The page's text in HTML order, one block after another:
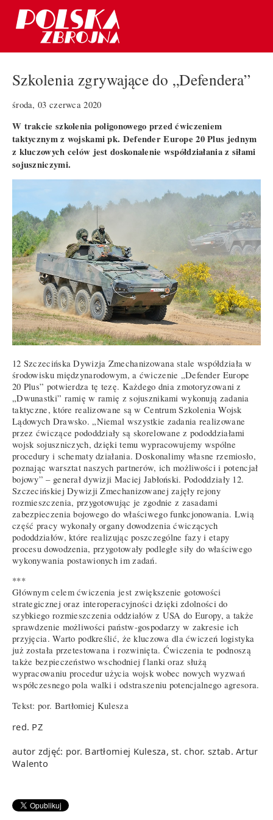
Szkolenia zgrywające do „Defendera”
środa, 03 czerwca 2020
W trakcie szkolenia poligonowego przed ćwiczeniem
taktycznym z wojskami pk. Defender Europe 20 Plus jednym
z kluczowych celów jest doskonalenie współdziałania z siłami
sojuszniczymi.
12 Szczecińska Dywizja Zmechanizowana stale współdziała w
środowisku międzynarodowym, a ćwiczenie „Defender Europe
20 Plus” potwierdza tę tezę. Każdego dnia zmotoryzowani z
„Dwunastki” ramię w ramię z sojusznikami wykonują zadania
taktyczne, które realizowane są w Centrum Szkolenia Wojsk
Lądowych Drawsko. „Niemal wszystkie zadania realizowane
przez ćwiczące pododdziały są skorelowane z pododdziałami
wojsk sojuszniczych, dzięki temu wypracowujemy wspólne
procedury i schematy działania. Doskonalimy własne rzemiosło,
poznając warsztat naszych partnerów, ich możliwości i potencjał
bojowy” – generał dywizji Maciej Jabłoński. Pododdziały 12.
Szczecińskiej Dywizji Zmechanizowanej zajęły rejony
rozmieszczenia, przygotowując je zgodnie z zasadami
zabezpieczenia bojowego do właściwego funkcjonowania. Lwią
część pracy wykonały organy dowodzenia ćwiczących
pododdziałów, które realizując poszczególne fazy i etapy
procesu dowodzenia, przygotowały podległe siły do właściwego
wykonywania postawionych im zadań.
***
Głównym celem ćwiczenia jest zwiększenie gotowości
strategicznej oraz interoperacyjności dzięki zdolności do
szybkiego rozmieszczenia oddziałów z USA do Europy, a także
sprawdzenie możliwości państw-gospodarzy w zakresie ich
przyjęcia. Warto podkreślić, że kluczowa dla ćwiczeń logistyka
już została przetestowana i rozwinięta. Ćwiczenia te podnoszą
także bezpieczeństwo wschodniej flanki oraz służą
wypracowaniu procedur użycia wojsk wobec nowych wyzwań
współczesnego pola walki i odstraszeniu potencjalnego agresora.
Tekst: por. Bartłomiej Kulesza
red. PZ
autor zdjęć: por. Bartłomiej Kulesza, st. chor. sztab. Artur
Walento